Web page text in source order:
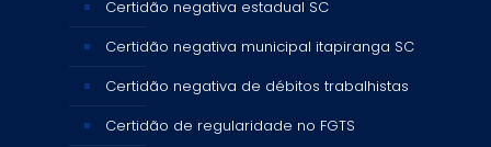
Certidão negativa estadual SC
Certidão negativa municipal itapiranga SC
Certidão negativa de débitos trabalhistas
Certidão de regularidade no FGTS